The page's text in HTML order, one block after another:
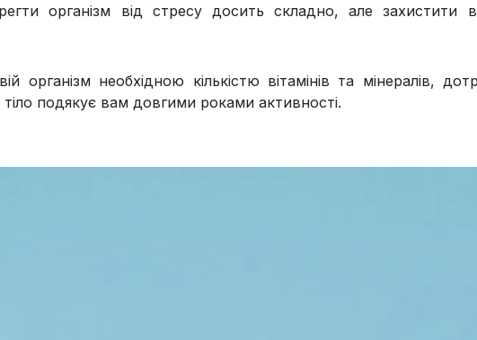
організм від стресу досить складно, але захистити
організм необхідною кількістю вітамінів та мінералів,
подякує вам довгими роками активності.